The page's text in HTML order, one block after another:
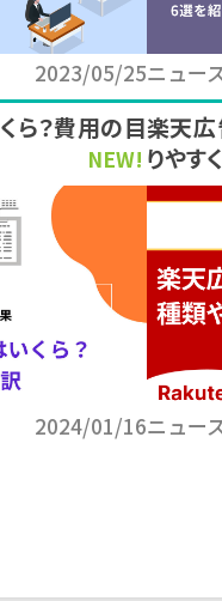
2023/05/25ニュー
ら？費用の目
NEW!
2024/01/16
楽天広
りやす
ニュー